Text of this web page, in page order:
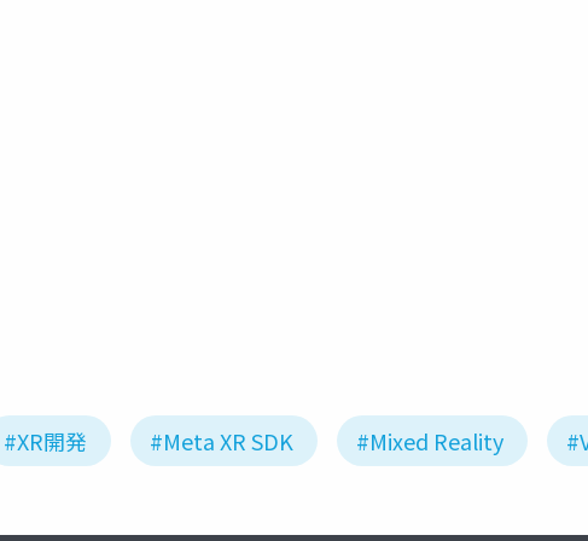
#XR開発 #Meta XR SDK #Mixed Reality